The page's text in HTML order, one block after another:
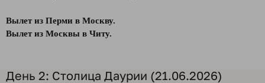
Вылет из Перми в Москву.
Вылет из Москвы в Читу.
День 2: Столица Даурии (21.06.2026)